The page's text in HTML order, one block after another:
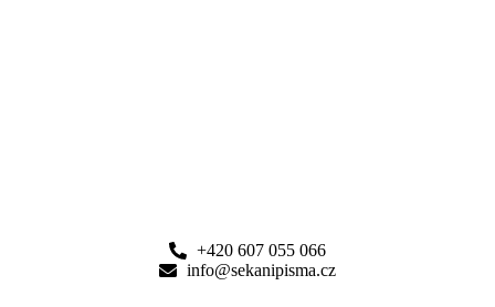
+420 607 055 066
info@sekanipisma.cz